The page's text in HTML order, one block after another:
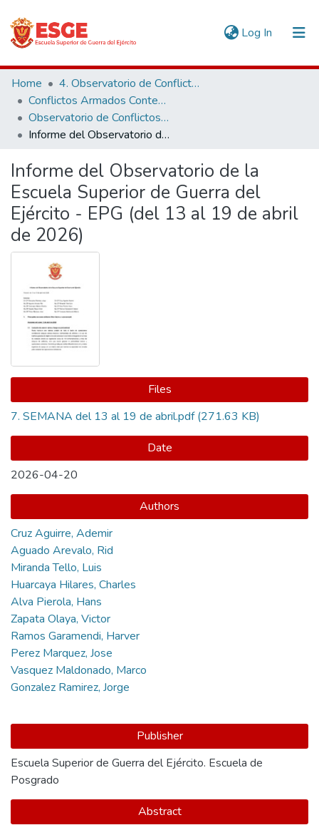
Log In (current)
Communities & Collections
All of DSpace
Statistics
Home
4. Observatorio de Conflictos y Seguridad Internacional
Conflictos Armados Contemporáneos
Observatorio de Conflictos Armados Contemporáneos
Informe del Observatorio de la Escuela Superior de Guerra del Ejército - EPG (del 13 al 19 de abril de 2026)
Informe del Observatorio de la
Escuela Superior de Guerra del
Ejército - EPG (del 13 al 19 de abril
de 2026)
Files
7. SEMANA del 13 al 19 de abril.pdf(271.63 KB)
Date
2026-04-20
Authors
Cruz Aguirre, Ademir
Aguado Arevalo, Rid
Miranda Tello, Luis
Huarcaya Hilares, Charles
Alva Pierola, Hans
Zapata Olaya, Victor
Ramos Garamendi, Harver
Perez Marquez, Jose
Vasquez Maldonado, Marco
Gonzalez Ramirez, Jorge
Publisher
Escuela Superior de Guerra del Ejército. Escuela de
Posgrado
Abstract